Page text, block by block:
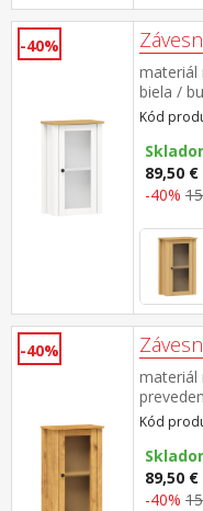
-40%
materiál
biela /
jedna
návode
biela/buk
Kód
89,50 €
-40%
-40%
materiál
jedna
návode
vosk
Kód
89,50 €
-40%